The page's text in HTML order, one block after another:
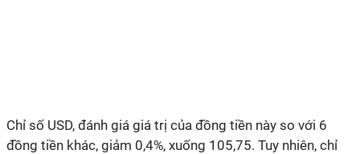
Chỉ số USD, đánh giá giá trị của đồng tiền này so với 6
đồng tiền khác, giảm 0,4%, xuống 105,75. Tuy nhiên, chỉ